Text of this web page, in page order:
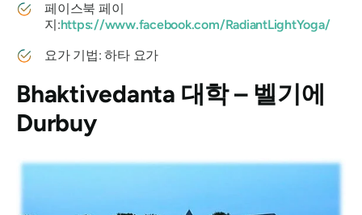
페이스북 페이
지:https://www.facebook.com/RadiantLightYoga/
요가 기법: 하타 요가
Bhaktivedanta 대학 – 벨기에
Durbuy